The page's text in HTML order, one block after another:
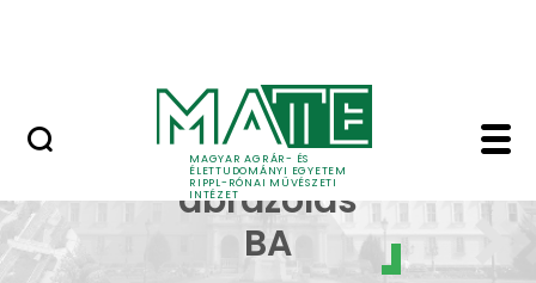
MAGYAR AGRÁR- ÉS
ÉLETTUDOMÁNYI EGYETEM
RIPPL-RÓNAI MŰVÉSZETI
INTÉZET
Képi ábrázolás
Képi
ábrázolás
BA